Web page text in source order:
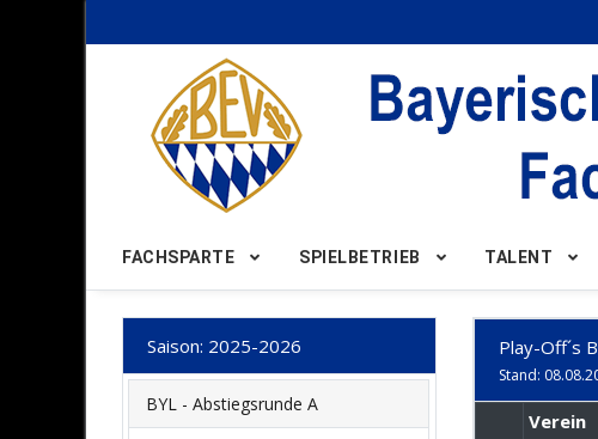
FACHSPARTE SPIELBETRIEB TALENT
Saison: 2025-2026
BYL - Abstiegsrunde A
Play-Off´s
Stand:
Verein